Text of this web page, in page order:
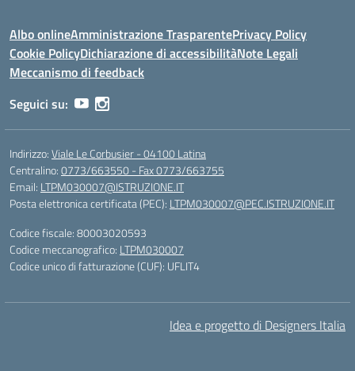
Albo onlineAmministrazione TrasparentePrivacy Policy
Cookie PolicyDichiarazione di accessibilitàNote Legali
Meccanismo di feedback
Seguici su:
Indirizzo:Viale Le Corbusier - 04100 Latina
Centralino:0773/663550 - Fax 0773/663755
Email: LTPM030007@ISTRUZIONE.IT
Posta elettronica certificata (PEC): LTPM030007@PEC.ISTRUZIONE.IT
Codice fiscale: 80003020593
Codice meccanografico: LTPM030007
Codice unico di fatturazione (CUF): UFLIT4
Idea e progetto di Designers Italia